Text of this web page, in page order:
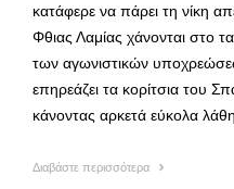
κατάφερε να πάρει τη νίκη
Φθιας Λαμίας χάνονται στο
των αγωνιστικών
επηρεάζει τα κορίτσια του
κάνοντας αρκετά εύκολα
Διαβάστε περισσότερα